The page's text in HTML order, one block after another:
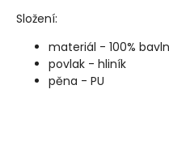
Složení:
materiál - 100%
povlak - hliník
pěna - PU